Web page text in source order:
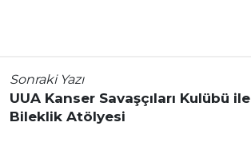
Sonraki Yazı
UUA Kanser Savaşçıları Kulübü ile
Bileklik Atölyesi